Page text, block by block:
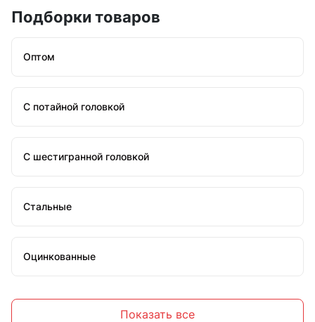
Подборки товаров
Оптом
С потайной головкой
С шестигранной головкой
Стальные
Оцинкованные
Показать все